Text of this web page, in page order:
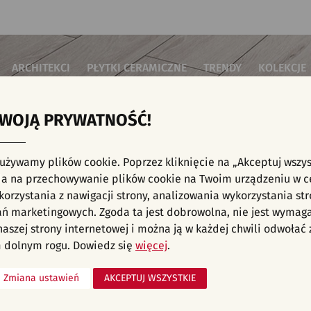
ARCHITEKCI PŁYTKI CERAMICZNE TRENDY KOLEKCJE
do sypialni
kuchenne
łazienkowe
na schody
na taras
komercyjne
Płytki ścienne
Płytki cegiełki
Płytki drewnopodobne
Płytki heksagonalne
Płytki jodełka
Płytki kamienne
Płytki kolorowe
Płytki
Płytki we
KAFELKI - ŁAZIENKA, PŁYTKI ŚCIENNE,
aranżacji spełniających wybrane filtry. Przejdź do pełnejoferty
PRYWATNOŚĆ!
plików cookie. Poprzez kliknięcie na „Akceptuj
na przechowywanie plików cookie na Twoim urządzeniu w
z nawigacji strony, analizowania wykorzystania
marketingowych. Zgoda ta jest dobrowolna, nie jest
strony internetowej i można ją w każdej chwili odwołać
dolnym rogu. Dowiedz się więcej.
Zmiana ustawień AKCEPTUJ WSZYSTKIE